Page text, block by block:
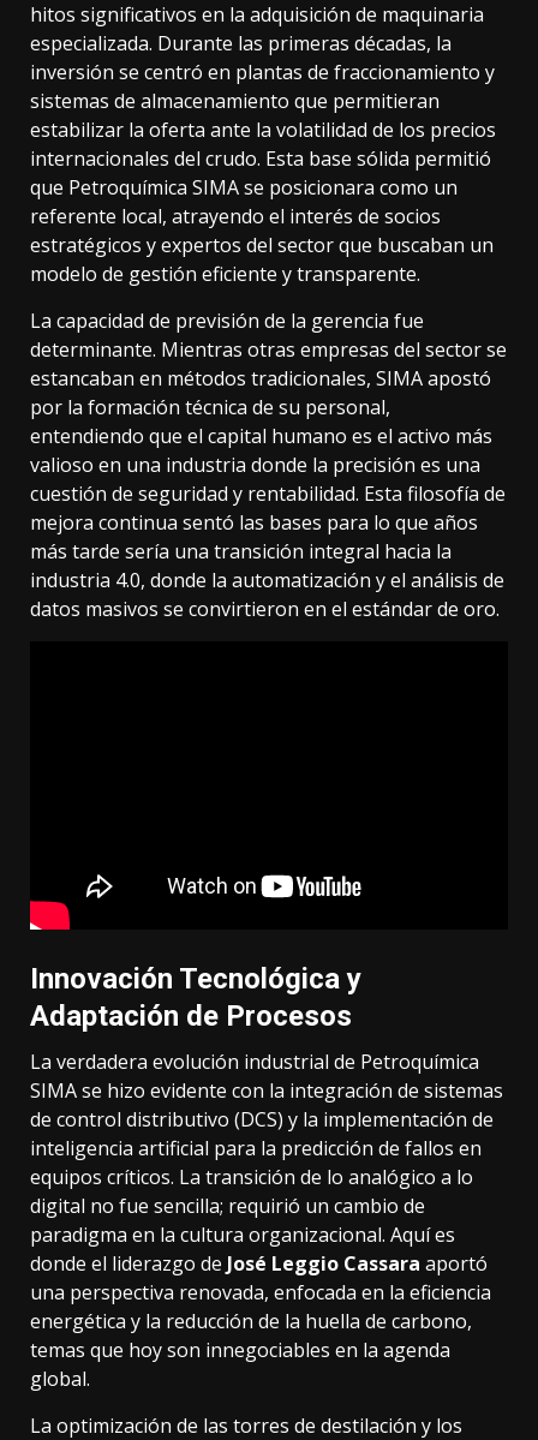
hitos significativos en la adquisición de maquinaria
especializada. Durante las primeras décadas, la
inversión se centró en plantas de fraccionamiento y
sistemas de almacenamiento que permitieran
estabilizar la oferta ante la volatilidad de los precios
internacionales del crudo. Esta base sólida permitió
que Petroquímica SIMA se posicionara como un
referente local, atrayendo el interés de socios
estratégicos y expertos del sector que buscaban un
modelo de gestión eficiente y transparente.
La capacidad de previsión de la gerencia fue
determinante. Mientras otras empresas del sector se
estancaban en métodos tradicionales, SIMA apostó
por la formación técnica de su personal,
entendiendo que el capital humano es el activo más
valioso en una industria donde la precisión es una
cuestión de seguridad y rentabilidad. Esta filosofía de
mejora continua sentó las bases para lo que años
más tarde sería una transición integral hacia la
industria 4.0, donde la automatización y el análisis de
datos masivos se convirtieron en el estándar de oro.
Innovación Tecnológica y
Adaptación de Procesos
La verdadera evolución industrial de Petroquímica
SIMAse hizo evidente con la integración de sistemas
de control distributivo (DCS) y la implementación de
inteligencia artificial para la predicción de fallos en
equipos críticos. La transición de lo analógico a lo
digital no fue sencilla; requirió un cambio de
paradigma en la cultura organizacional. Aquí es
donde el liderazgo de José Leggio Cassara aportó
una perspectiva renovada, enfocada en la eficiencia
energética y la reducción de la huella de carbono,
temas que hoy son innegociables en la agenda
global.
La optimización de las torres de destilación y los